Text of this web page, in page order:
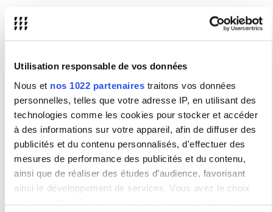
Utilisation responsable de vos données
Nous et nos 1022 partenaires traitons vos données
personnelles, telles que votre adresse IP, en utilisant des
technologies comme les cookies pour stocker et accéder
à des informations sur votre appareil, afin de diffuser des
publicités et du contenu personnalisés, d'effectuer des
mesures de performance des publicités et du contenu,
ainsi que de réaliser des études d’audience, favorisant
ainsi le développement de services. Vous avez le choix
quant à l'utilisation de vos données et à leurs finalités.
Périmètre des demandes étudiantes
Désormais, le Guichet Numérique Etudiant vous permet d'obtenir
une réponse sur toutes les questions administratives liées à la
inscription pédagogique ou emploi du temps, notes, épreuves ou
résultat) ou toute question liée à l'organisation d'un stage.
Depuis janvier 2025, ce périmètre s'est élargi pour prendre en
compte d'autres champs plus spécifiques comme la Vie Etudiante
et associative, les demandes liées aux étudiants et étudiantes
internationaux, au sport, à l'action culturelle, à la formation
continue ou au doctorat...
Accès à l'outil
Vous pouvez accéder à l'outil de demande en cliquant sur le
suivant si vous n'êtes pas étudiant ou étudiante ou en vous
rendant directement dans l'outil si vous l'êtes déjà.